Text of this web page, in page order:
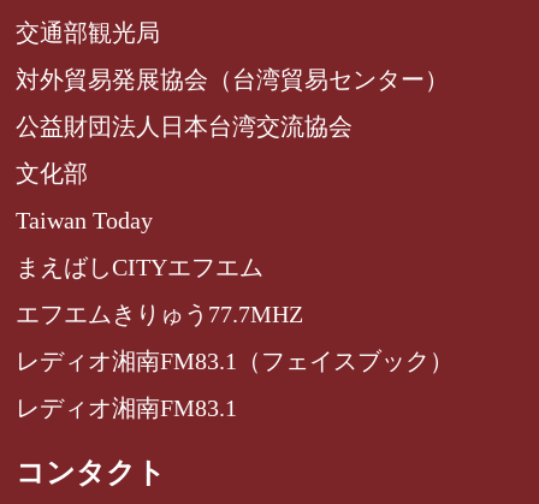
交通部観光局
対外貿易発展協会（台湾貿易センター）
公益財団法人日本台湾交流協会
文化部
Taiwan Today
まえばしCITYエフエム
エフエムきりゅう77.7MHZ
レディオ湘南FM83.1（フェイスブック）
レディオ湘南FM83.1
コンタクト